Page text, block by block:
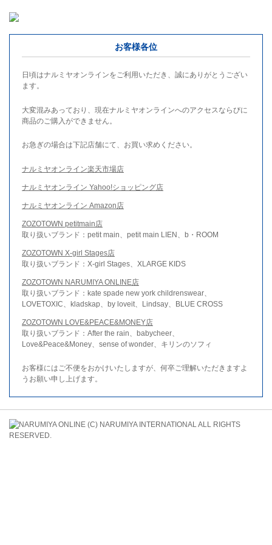
お客様各位
日頃はナルミヤオンラインをご利用いただき、誠にありがとうござい
ます。
大変混みあっており、現在ナルミヤオンラインへのアクセスならびに
商品のご購入ができません。
お急ぎの場合は下記店舗にて、お買い求めください。
ナルミヤオンライン楽天市場店
ナルミヤオンライン Yahoo!ショッピング店
ナルミヤオンライン Amazon店
ZOZOTOWN petitmain店
取り扱いブランド：petit main、petit main LIEN、b・ROOM
ZOZOTOWN X-girl Stages店
取り扱いブランド：X-girl Stages、XLARGE KIDS
ZOZOTOWN NARUMIYA ONLINE店
取り扱いブランド：kate spade new york childrenswear、
LOVETOXIC、kladskap、by loveit、Lindsay、BLUE CROSS
ZOZOTOWN LOVE&PEACE&MONEY店
取り扱いブランド：After the rain、babycheer、
Love&Peace&Money、sense of wonder、キリンのソフィ
お客様にはご不便をおかけいたしますが、何卒ご理解いただきますよ
うお願い申し上げます。